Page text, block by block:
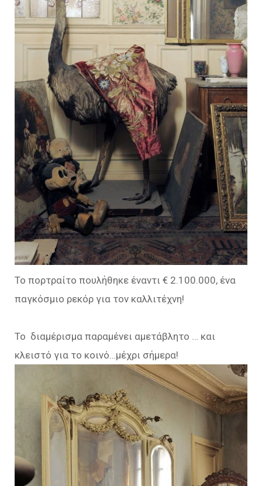
Το πορτραίτο πουλήθηκε έναντι € 2.100.000, ένα
παγκόσμιο ρεκόρ για τον καλλιτέχνη!
Το διαμέρισμα παραμένει αμετάβλητο … και
κλειστό για το κοινό…μέχρι σήμερα!